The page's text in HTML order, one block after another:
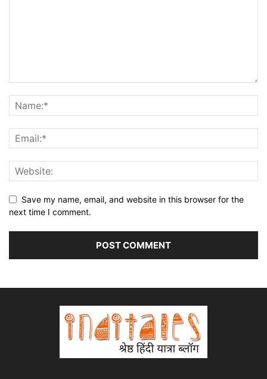
Save my name, email, and website in this browser for the
next time I comment.